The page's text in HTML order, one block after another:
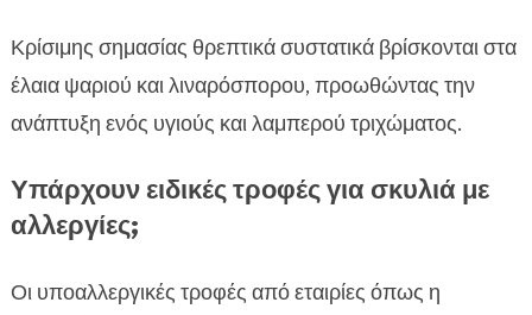
Κρίσιμης σημασίας θρεπτικά συστατικά βρίσκονται στα
έλαια ψαριού και λιναρόσπορου, προωθώντας την
ανάπτυξη ενός υγιούς και λαμπερού τριχώματος.
Υπάρχουν ειδικές τροφές για σκυλιά με
αλλεργίες;
Οι υποαλλεργικές τροφές από εταιρίες όπως η